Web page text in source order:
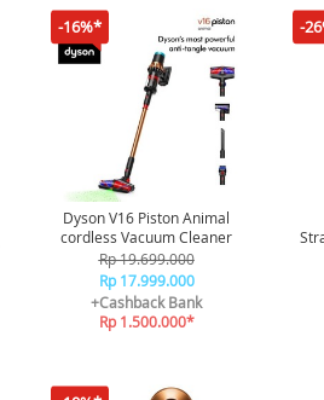
-16%*
Dyson V16 Piston Animal
cordless Vacuum Cleaner
Rp 19.699.000
Rp 17.999.000
+Cashback Bank
Rp 1.500.000*
-